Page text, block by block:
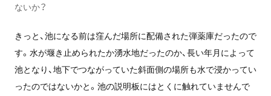
ないか？
きっと、池になる前は窪んだ場所に配備された弾薬庫だったので
す。水が堰き止められたか湧水地だったのか、長い年月によって
池となり、地下でつながっていた斜面側の場所も水で浸かってい
ったのではないかと。池の説明板にはとくに触れていませんで